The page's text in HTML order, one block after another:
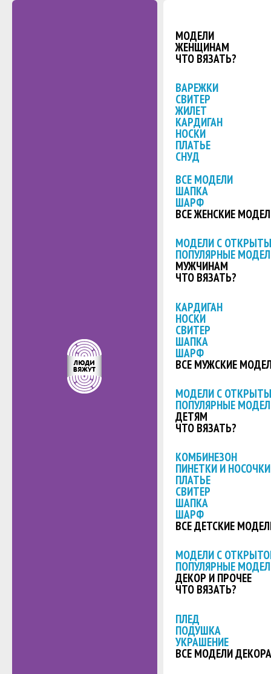
МОДЕЛИ
ЖЕНЩИНАМ
ЧТО ВЯЗАТЬ?
ВАРЕЖКИ
СВИТЕР
ЖИЛЕТ
КАРДИГАН
НОСКИ
ПЛАТЬЕ
СНУД
ВСЕ МОДЕЛИ
ШАПКА
ШАРФ
ВСЕ ЖЕНСКИЕ
МОДЕЛИ С
ПОПУЛЯРНЫЕ
МУЖЧИНАМ
ЧТО ВЯЗАТЬ?
КАРДИГАН
НОСКИ
СВИТЕР
ШАПКА
ШАРФ
ВСЕ МУЖСКИЕ
МОДЕЛИ С
ПОПУЛЯРНЫЕ
ДЕТЯМ
ЧТО ВЯЗАТЬ?
КОМБИНЕЗОН
ПИНЕТКИ И НОСОЧКИ
ПЛАТЬЕ
СВИТЕР
ШАПКА
ШАРФ
ВСЕ ДЕТСКИЕ
МОДЕЛИ С
ПОПУЛЯРНЫЕ
ДЕКОР И ПРОЧЕЕ
ЧТО ВЯЗАТЬ?
ПЛЕД
ПОДУШКА
УКРАШЕНИЕ
ВСЕ МОДЕЛИ ДЕКОРА